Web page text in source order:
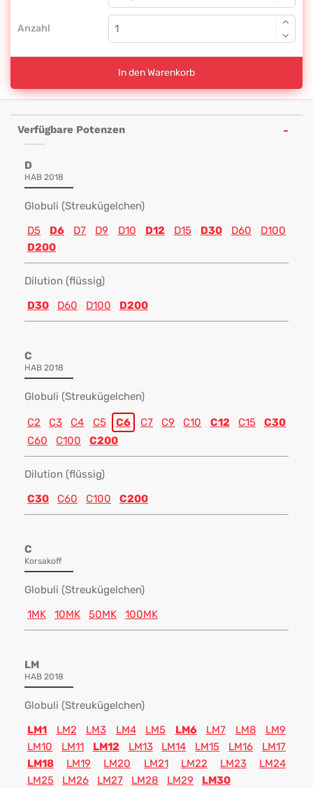
Anzahl
In den Warenkorb
Verfügbare Potenzen
D
HAB 2018
Globuli (Streukügelchen)
D5
D6 D7 D9 D10 D12 D15 D30 D60
D100
D200
Dilution (flüssig)
D30
D60 D100 D200
C
HAB 2018
Globuli (Streukügelchen)
C2 C3 C4 C5 C6 C7 C9 C10 C12 C15
C30
C60
C100 C200
Dilution (flüssig)
C30
C60 C100 C200
C
Korsakoff
Globuli (Streukügelchen)
1MK
10MK 50MK 100MK
LM
HAB 2018
Globuli (Streukügelchen)
LM1
LM2 LM3 LM4 LM5 LM6 LM7 LM8
LM9
LM10
LM11 LM12 LM13 LM14 LM15 LM16
LM17
LM18
LM19 LM20 LM21 LM22 LM23
LM24
LM25
LM26 LM27 LM28 LM29 LM30